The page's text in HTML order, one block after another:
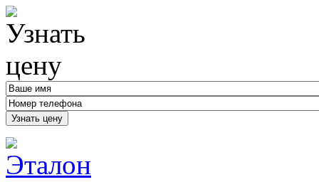
Узнать цену